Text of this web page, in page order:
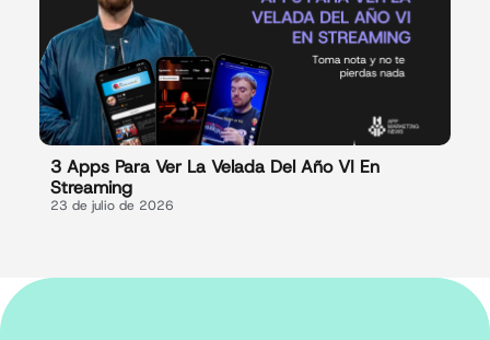
3 Apps Para Ver La Velada Del Año VI En
Streaming
23 de julio de 2026